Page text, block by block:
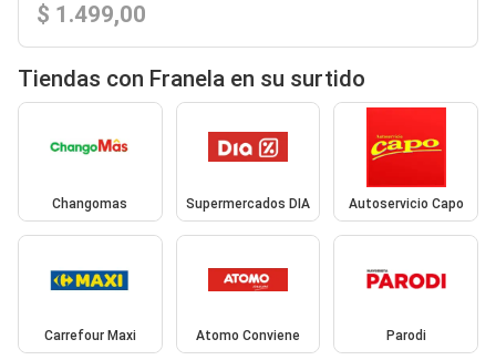
$ 1.499,00
Tiendas con Franela en su surtido
Changomas Supermercados DIA Autoservicio Capo
Carrefour Maxi Atomo Conviene Parodi